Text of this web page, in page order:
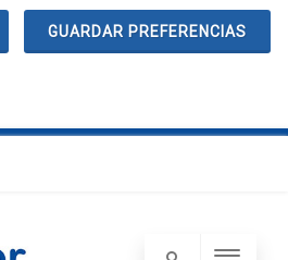
GUARDAR PREFERENCIAS